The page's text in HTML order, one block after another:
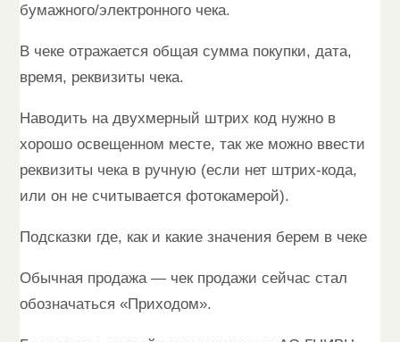
бумажного/электронного чека.
В чеке отражается общая сумма покупки, дата,
время, реквизиты чека.
Наводить на двухмерный штрих код нужно в
хорошо освещенном месте, так же можно ввести
реквизиты чека в ручную (если нет штрих-кода,
или он не считывается фотокамерой).
Подсказки где, как и какие значения берем в чеке
Обычная продажа — чек продажи сейчас стал
обозначаться «Приходом».